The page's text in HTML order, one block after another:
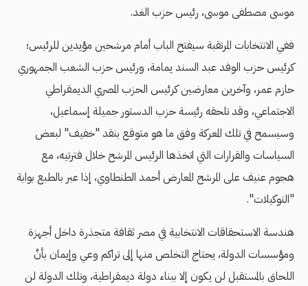
موسى مصطفى موسى، رئيس حزب الغد.
ففي الانتخابات المرتقبة سيفتح الباب أمام مرشحين مؤيدين للرئيس؛
كرئيس حزب الوفد عبد السند يمامة، ورئيس حزب الشعب الجمهوري
حازم عمر، وآخرين معارضين كرئيس الحزب المصري الديمقراطي
الاجتماعي، وقد تلحقه رئيسة حزب الدستور جميلة إسماعيل،
وسيسمح في تلك المعركة وفق ما هو متوقع بنقد "خفيف" لبعض
السياسات والقرارات التي اتخذها الرئيس المرشح خلال فترتيه، مع
هجوم عنيف على المرشح المعارض أحمد الطنطاوي، إذا عبر بالطبع بوابة
"التوكيلات".
هندسة الاستحقاقات الانتخابية في مصر ثقافة متجذرة داخل أجهزة
ومؤسسات الدولة، يحتاج التخلص منها إلى تراكم وعي وإيمان بأنَّ
اللحاق بالمستقبل لن يكون إلا ببناء دولة ديمقراطية، وتلك الدولة لن